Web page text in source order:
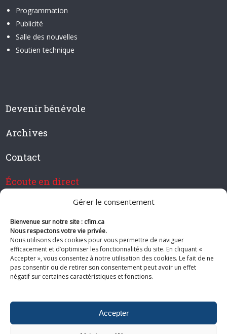
Gérer le consentement
Bienvenue sur notre site : cfim.ca
Nous respectons votre vie privée.
Nous utilisons des cookies pour vous permettre de naviguer
efficacement et d’optimiser les fonctionnalités du site. En cliquant «
Accepter », vous consentez à notre utilisation des cookies. Le fait de ne
pas consentir ou de retirer son consentement peut avoir un effet
négatif sur certaines caractéristiques et fonctions.
Accepter
Programmation
Publicité
Salle des nouvelles
Soutien technique
Devenir bénévole
Archives
Contact
Écoute en direct
Devenir membre de CFIM
Suivez-nous